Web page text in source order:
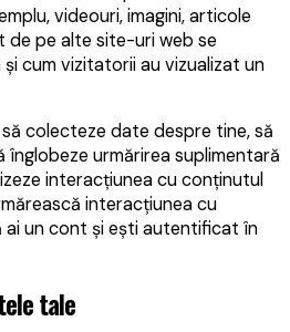
videouri, imagini, articole
de pe alte site-uri web se
cum vizitatorii au vizualizat un
colecteze date despre tine, să
urmărirea suplimentară
interacțiunea cu conținutul
interacțiunea cu
un cont și ești autentificat în
tale